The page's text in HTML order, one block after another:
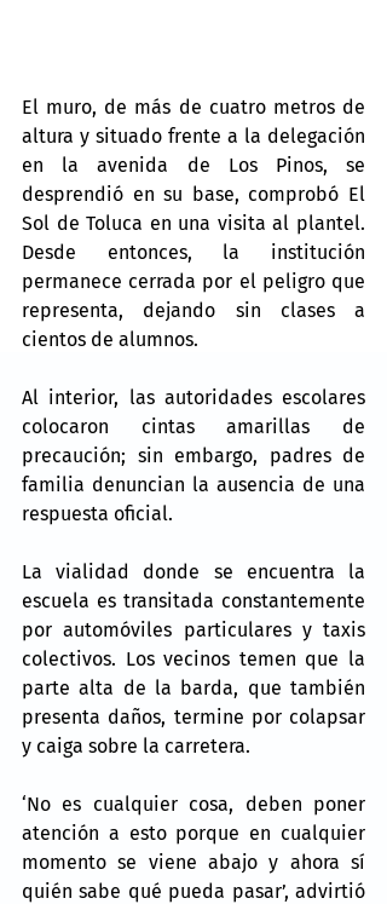
El muro, de más de cuatro metros de
altura y situado frente a la delegación
en la avenida de Los Pinos, se
desprendió en su base, comprobó El
Sol de Toluca en una visita al plantel.
Desde entonces, la institución
permanece cerrada por el peligro que
representa, dejando sin clases a
cientos de alumnos.
Al interior, las autoridades escolares
colocaron cintas amarillas de
precaución; sin embargo, padres de
familia denuncian la ausencia de una
respuesta oficial.
La vialidad donde se encuentra la
escuela es transitada constantemente
por automóviles particulares y taxis
colectivos. Los vecinos temen que la
parte alta de la barda, que también
presenta daños, termine por colapsar
y caiga sobre la carretera.
‘No es cualquier cosa, deben poner
atención a esto porque en cualquier
momento se viene abajo y ahora sí
quién sabe qué pueda pasar’, advirtió